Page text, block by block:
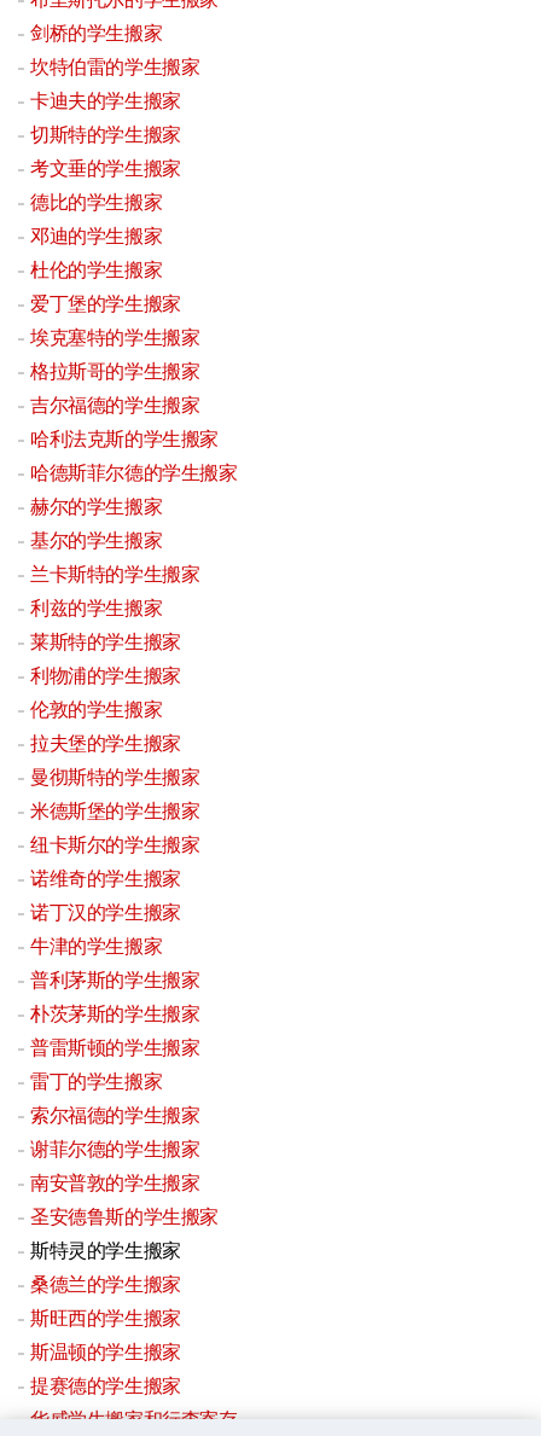
剑桥的学生搬家
坎特伯雷的学生搬家
卡迪夫的学生搬家
切斯特的学生搬家
考文垂的学生搬家
德比的学生搬家
邓迪的学生搬家
杜伦的学生搬家
爱丁堡的学生搬家
埃克塞特的学生搬家
格拉斯哥的学生搬家
吉尔福德的学生搬家
哈利法克斯的学生搬家
哈德斯菲尔德的学生搬家
赫尔的学生搬家
基尔的学生搬家
兰卡斯特的学生搬家
利兹的学生搬家
莱斯特的学生搬家
利物浦的学生搬家
伦敦的学生搬家
拉夫堡的学生搬家
曼彻斯特的学生搬家
米德斯堡的学生搬家
纽卡斯尔的学生搬家
诺维奇的学生搬家
诺丁汉的学生搬家
牛津的学生搬家
普利茅斯的学生搬家
朴茨茅斯的学生搬家
普雷斯顿的学生搬家
雷丁的学生搬家
索尔福德的学生搬家
谢菲尔德的学生搬家
南安普敦的学生搬家
圣安德鲁斯的学生搬家
斯特灵的学生搬家
桑德兰的学生搬家
斯旺西的学生搬家
斯温顿的学生搬家
提赛德的学生搬家
华威学生搬家和行李寄存